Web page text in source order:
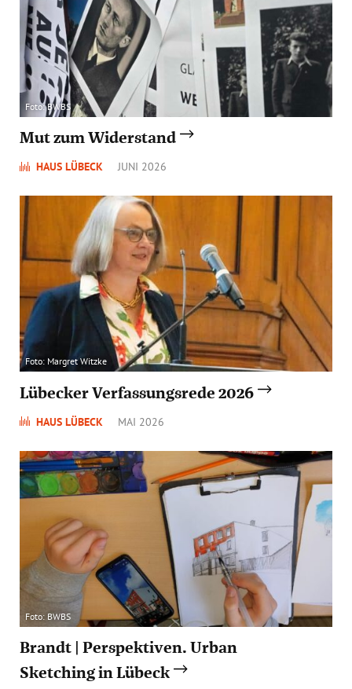
Foto: BWBS
Mut zum Widerstand
HAUS LÜBECK JUNI 2026
Foto: Margret Witzke
Lübecker Verfassungsrede 2026
HAUS LÜBECK MAI 2026
Foto: BWBS
Brandt | Perspektiven. Urban
Sketching in Lübeck